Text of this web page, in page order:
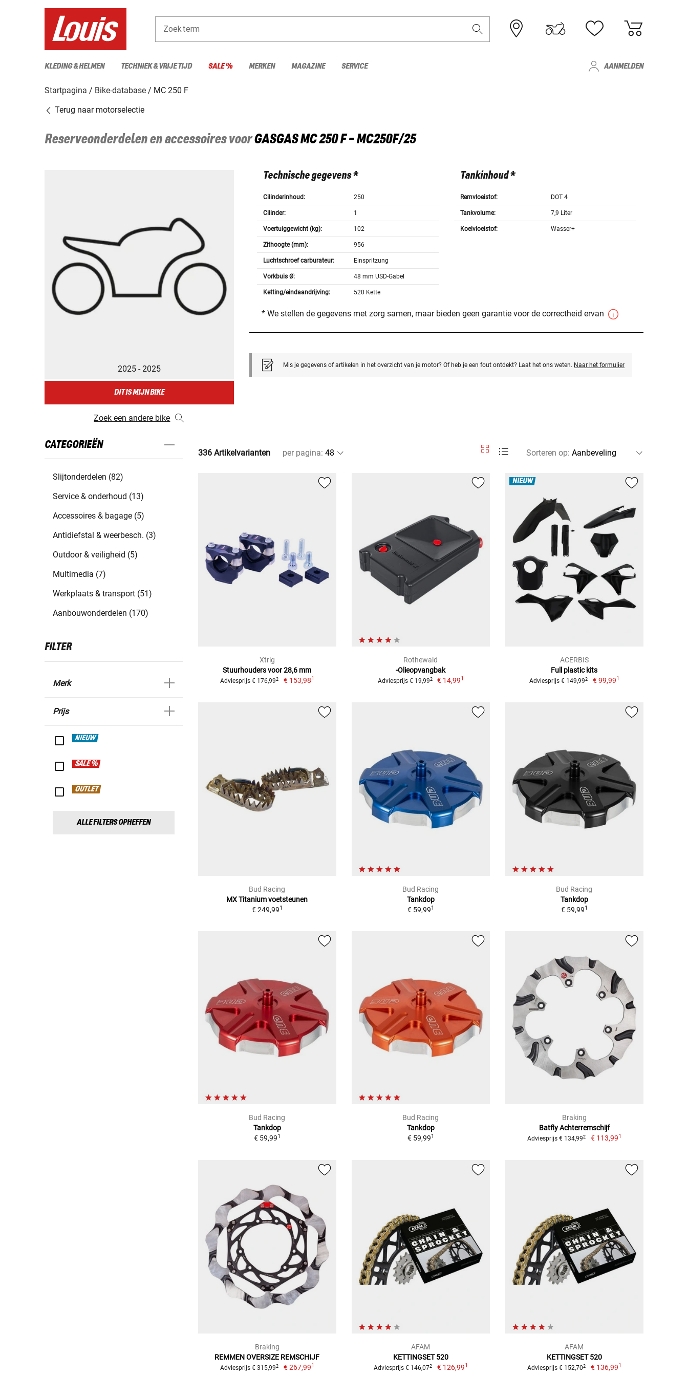
Zoekterm
KLEDING & HELMEN TECHNIEK & VRIJE TIJD SALE % MERKEN MAGAZINE SERVICE AANMELDEN
Startpagina Bike-database
MC 250 F
Terug naar motorselectie
Reserveonderdelen en accessoires voorGASGASMC 250 F - MC250F/25
2025 - 2025
DIT IS MIJN BIKE
Zoek een andere bike
Technische gegevens *
Cilinderinhoud: 250
Cilinder: 1
Voertuiggewicht (kg): 102
Zithoogte (mm): 956
Luchtschroef carburateur: Einspritzung
Vorkbuis Ø: 48 mm USD-Gabel
Ketting/eindaandrijving: 520 Kette
Tankinhoud *
Remvloeistof: DOT 4
Tankvolume: 7,9 Liter
Koelvloeistof: Wasser+
* We stellen de gegevens met zorg samen, maar bieden geen garantie voor de correctheid ervan
Mis je gegevens of artikelen in het overzicht van je motor? Of heb je een fout ontdekt? Laat het ons weten. Naar het formulier
CATEGORIEËN
Slijtonderdelen (82)
Service & onderhoud (13)
Accessoires & bagage (5)
Antidiefstal & weerbesch. (3)
Outdoor & veiligheid (5)
Multimedia (7)
Werkplaats & transport (51)
Aanbouwonderdelen (170)
FILTER
Merk
Prijs
NIEUW
SALE %
OUTLET
ALLE FILTERS OPHEFFEN
336 Artikelvarianten per pagina: Sorteren op:
Xtrig
Stuurhouders voor 28,6 mm
Adviesprijs € 176,992 € 153,981
Rothewald
-Olieopvangbak
Adviesprijs € 19,992 € 14,991
NIEUW
ACERBIS
Full plastic kits
Adviesprijs € 149,992 € 99,991
Bud Racing
MX Titanium voetsteunen
€ 249,991
Bud Racing
Tankdop
€ 59,991
Bud Racing
Tankdop
€ 59,991
Bud Racing
Tankdop
€ 59,991
Bud Racing
Tankdop
€ 59,991
Braking
Batfly Achterremschijf
Adviesprijs € 134,992 € 113,991
Braking
REMMEN OVERSIZE REMSCHIJF
Adviesprijs € 315,992 € 267,991
AFAM
KETTINGSET 520
Adviesprijs € 146,072 € 126,991
AFAM
KETTINGSET 520
Adviesprijs € 152,702 € 136,991